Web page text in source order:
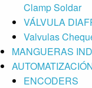
Clamp Soldar
VÁLVULA
Valvulas
MANGUERAS
ENCODERS